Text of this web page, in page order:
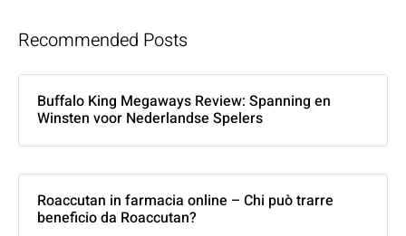
Recommended Posts
Buffalo King Megaways Review: Spanning en
Winsten voor Nederlandse Spelers
Roaccutan in farmacia online – Chi può trarre
beneficio da Roaccutan?